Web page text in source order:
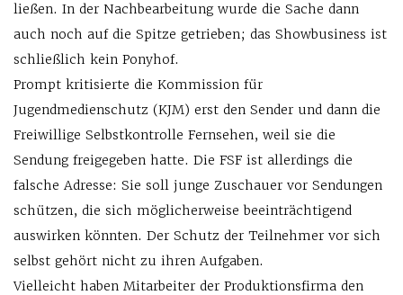
ließen. In der Nachbearbeitung wurde die Sache dann
auch noch auf die Spitze getrieben; das Showbusiness ist
schließlich kein Ponyhof.
Prompt kritisierte die Kommission für
Jugendmedienschutz (KJM) erst den Sender und dann die
Freiwillige Selbstkontrolle Fernsehen, weil sie die
Sendung freigegeben hatte. Die FSF ist allerdings die
falsche Adresse: Sie soll junge Zuschauer vor Sendungen
schützen, die sich möglicherweise beeinträchtigend
auswirken könnten. Der Schutz der Teilnehmer vor sich
selbst gehört nicht zu ihren Aufgaben.
Vielleicht haben Mitarbeiter der Produktionsfirma den